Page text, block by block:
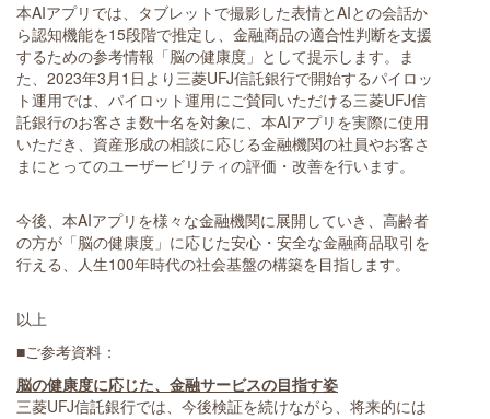
本AIアプリでは、タブレットで撮影した表情とAIとの会話か
ら認知機能を15段階で推定し、金融商品の適合性判断を支援
するための参考情報「脳の健康度」として提示します。ま
た、2023年3月1日より三菱UFJ信託銀行で開始するパイロッ
ト運用では、パイロット運用にご賛同いただける三菱UFJ信
託銀行のお客さま数十名を対象に、本AIアプリを実際に使用
いただき、資産形成の相談に応じる金融機関の社員やお客さ
まにとってのユーザービリティの評価・改善を行います。
今後、本AIアプリを様々な金融機関に展開していき、高齢者
の方が「脳の健康度」に応じた安心・安全な金融商品取引を
行える、人生100年時代の社会基盤の構築を目指します。
以上
■ご参考資料：
脳の健康度に応じた、金融サービスの目指す姿
三菱UFJ信託銀行では、今後検証を続けながら、将来的には